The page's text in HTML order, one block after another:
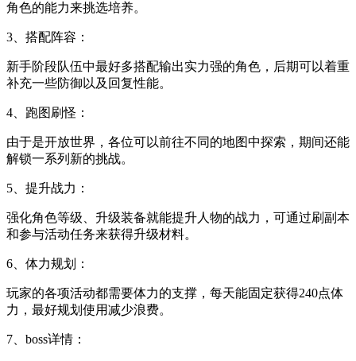
角色的能力来挑选培养。
3、搭配阵容：
新手阶段队伍中最好多搭配输出实力强的角色，后期可以着重
补充一些防御以及回复性能。
4、跑图刷怪：
由于是开放世界，各位可以前往不同的地图中探索，期间还能
解锁一系列新的挑战。
5、提升战力：
强化角色等级、升级装备就能提升人物的战力，可通过刷副本
和参与活动任务来获得升级材料。
6、体力规划：
玩家的各项活动都需要体力的支撑，每天能固定获得240点体
力，最好规划使用减少浪费。
7、boss详情：